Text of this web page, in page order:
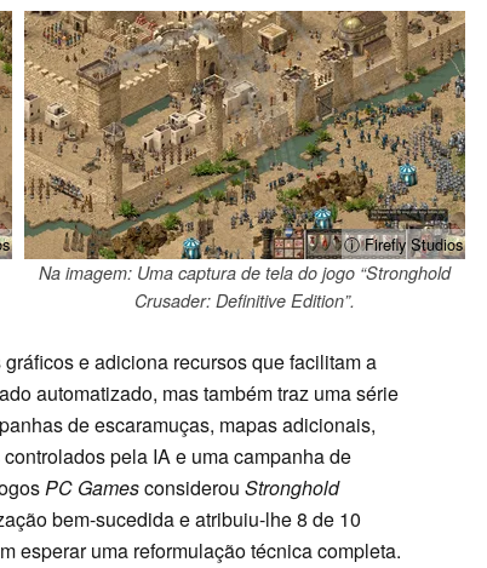
ⓘ Firefly Studios
Na imagem: Uma captura de tela do jogo “Stronghold
Crusader: Definitive Edition”.
e adiciona recursos que facilitam a
automatizado, mas também traz uma série
de escaramuças, mapas adicionais,
pela IA e uma campanha de
PC Gamesconsiderou Stronghold
bem-sucedida e atribuiu-lhe 8 de 10
esperar uma reformulação técnica completa.